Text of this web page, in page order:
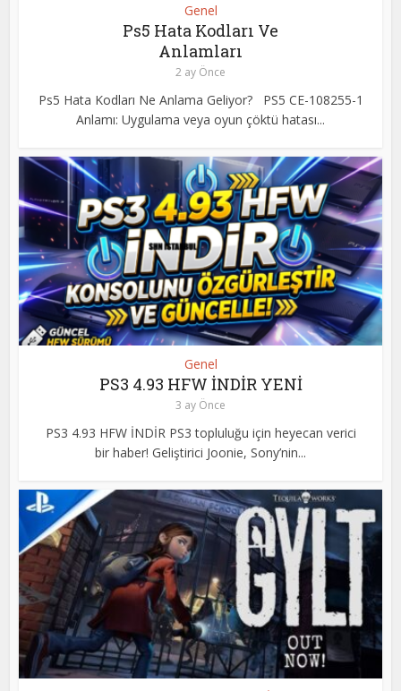
Genel
Ps5 Hata Kodları Ve
Anlamları
2 ay Önce
Ps5 Hata Kodları Ne Anlama Geliyor? PS5 CE-108255-1
Anlamı: Uygulama veya oyun çöktü hatası...
Genel
PS3 4.93 HFW İNDİR YENİ
3 ay Önce
PS3 4.93 HFW İNDİR PS3 topluluğu için heyecan verici
bir haber! Geliştirici Joonie, Sony’nin...